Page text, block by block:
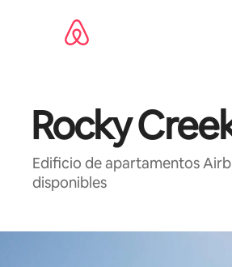
Rocky
Edificio de apartamentos
disponibles